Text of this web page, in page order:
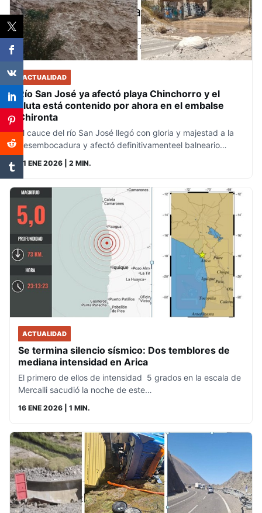
ACTUALIDAD
Río San José ya afectó playa Chinchorro y el
Lluta está contenido por ahora en el embalse
Chironta
El cauce del río San José llegó con gloria y majestad a la
desembocadura y afectó definitivamenteel balneario…
21 ENE 2026 | 2 MIN.
ACTUALIDAD
Se termina silencio sísmico: Dos temblores de
mediana intensidad en Arica
El primero de ellos de intensidad 5 grados en la escala de
Mercalli sacudió la noche de este…
16 ENE 2026 | 1 MIN.